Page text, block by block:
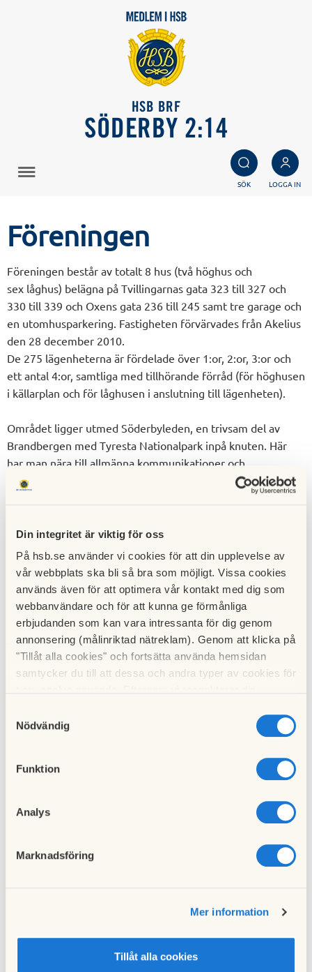
Din integritet är viktig för oss
På hsb.se använder vi cookies för att din upplevelse av
vår webbplats ska bli så bra som möjligt. Vissa cookies
används även för att optimera vår kontakt med dig som
webbanvändare och för att kunna ge förmånliga
erbjudanden som kan vara intressanta för dig genom
annonsering (målinriktad nätreklam). Genom att klicka på
"Tillåt alla cookies" och fortsätta använda hemsidan
samtycker du till att dessa och andra typer av cookies för
cookies och välja att endast tillåta ett urval.
Nödvändig
Funktion
Analys
Marknadsföring
Mer information
Tillåt alla cookies
HSB BRF
SÖDERBY 2:14
SÖK LOGGA IN
Föreningen
Föreningen består av totalt 8 hus (två höghus och
sex låghus) belägna på Tvillingarnas gata 323 till 327 och
330 till 339 och Oxens gata 236 till 245 samt tre garage och
en utomhusparkering. Fastigheten förvärvades från Akelius
den 28 december 2010.
De 275 lägenheterna är fördelade över 1:or, 2:or, 3:or och
ett antal 4:or, samtliga med tillhörande förråd (för höghusen
i källarplan och för låghusen i anslutning till lägenheten).
Området ligger utmed Söderbyleden, en trivsam del av
Brandbergen med Tyresta Nationalpark inpå knuten. Här
har man nära till allmänna kommunikationer och
serviceinrättningar. Söderby 2:14 är en förening som drivs
med målsättningen att alla ska trivas, gammal som ung.
Styrelsen
Är du är intresserad av att arbeta i styrelsen tillsammans
med oss? Vänligen skicka ett mail tillinfo@soderby214.se.
Brf Söderby 2:14